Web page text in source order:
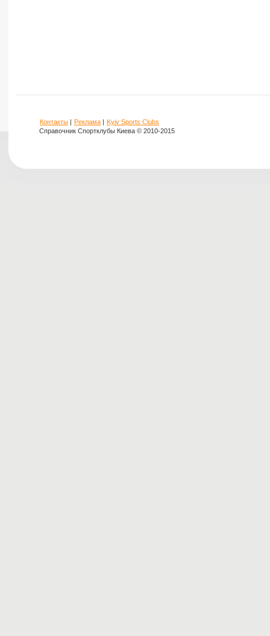
Контакты | Реклама | Kyiv Sports Clubs
Справочник Спортклубы Киева © 2010-2015